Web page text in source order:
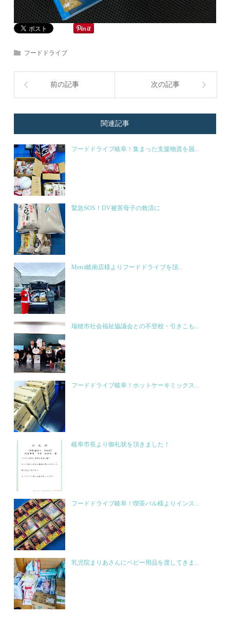
フードドライブ
前の記事 次の記事
関連記事
フードドライブ岐阜！集まった支援物資を届...
緊急SOS！DV被害母子の救済に
Merci岐南店様よりフードドライブを頂...
瑞穂市社会福祉協議会との不登校・引きこも...
フードドライブ岐阜！ホットケーキミックス...
岐阜市長より御礼状を頂きました！
フードドライブ岐阜！喫茶パル様よりインス...
乳児院まりあさんにベビー用品を渡してきま...